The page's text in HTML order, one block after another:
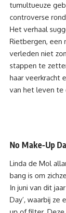
tumultueuze
controverse
Het verhaal
Rietbergen, een
verleden niet
stappen te
haar veerkracht
van het leven te
No Make-Up
Linda de Mol
bang is om
In juni van dit
Day’, waarbij